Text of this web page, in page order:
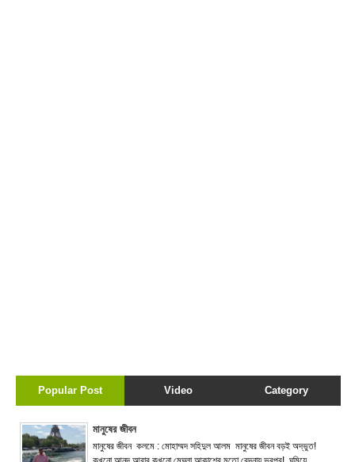
Popular Post Video Category
মানুষের জীবন
মানুষের জীবন কলমে : মোহাম্মদ সহিদুল আলম মানুষের জীবন বড়ই অদ্ভুত!